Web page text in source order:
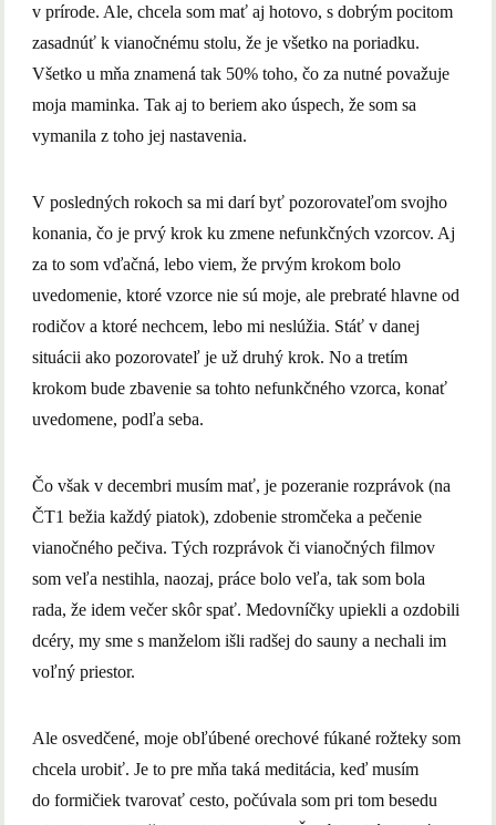
v prírode. Ale, chcela som mať aj hotovo, s dobrým pocitom
zasadnúť k vianočnému stolu, že je všetko na poriadku.
Všetko u mňa znamená tak 50% toho, čo za nutné považuje
moja maminka. Tak aj to beriem ako úspech, že som sa
vymanila z toho jej nastavenia.
V posledných rokoch sa mi darí byť pozorovateľom svojho
konania, čo je prvý krok ku zmene nefunkčných vzorcov. Aj
za to som vďačná, lebo viem, že prvým krokom bolo
uvedomenie, ktoré vzorce nie sú moje, ale prebraté hlavne od
rodičov a ktoré nechcem, lebo mi neslúžia. Stáť v danej
situácii ako pozorovateľ je už druhý krok. No a tretím
krokom bude zbavenie sa tohto nefunkčného vzorca, konať
uvedomene, podľa seba.
Čo však v decembri musím mať, je pozeranie rozprávok (na
ČT1 bežia každý piatok), zdobenie stromčeka a pečenie
vianočného pečiva. Tých rozprávok či vianočných filmov
som veľa nestihla, naozaj, práce bolo veľa, tak som bola
rada, že idem večer skôr spať. Medovníčky upiekli a ozdobili
dcéry, my sme s manželom išli radšej do sauny a nechali im
voľný priestor.
Ale osvedčené, moje obľúbené orechové fúkané rožteky som
chcela urobiť. Je to pre mňa taká meditácia, keď musím
do formičiek tvarovať cesto, počúvala som pri tom besedu